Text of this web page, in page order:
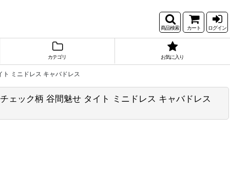
商品検索 カート ログイン
カテゴリ お気に入り
ト ミニドレス キャバドレス
ェック柄 谷間魅せ タイト ミニドレス キャバドレス